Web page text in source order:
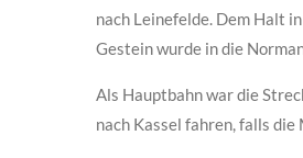
nach Leinefelde. Dem Halt
Gestein wurde in die
Als Hauptbahn war die
nach Kassel fahren, falls